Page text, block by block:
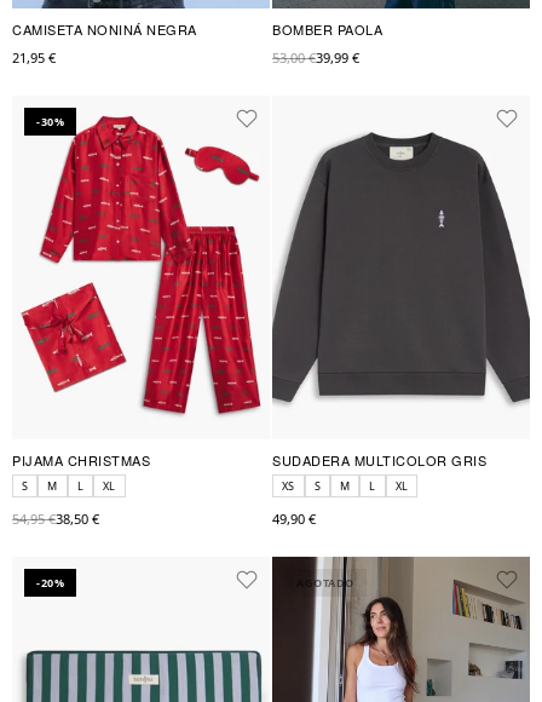
CAMISETA NONINÁ NEGRA
21,95 €
BOMBER PAOLA
53,00 €39,99 €
-30%
PIJAMA CHRISTMAS
S M L XL
54,95 €38,50 €
SUDADERA MULTICOLOR GRIS
XS S M L XL
49,90 €
-20% AGOTADO